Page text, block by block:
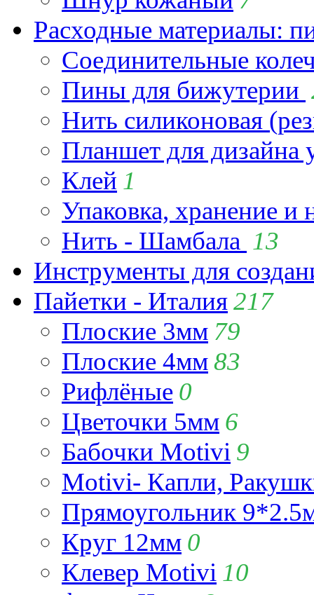
Расходные материалы:
Соединительные
Пины для бижутерии
Нить силиконовая
Планшет для
Клей 1
Упаковка, хранение и
Нить - Шамбала 13
Инструменты для
Пайетки - Италия217
Плоские 3мм 79
Плоские 4мм83
Рифлёные 0
Цветочки 5мм 6
Бабочки Motivi 9
Motivi- Капли,
Прямоугольник
Круг 12мм 0
Клевер Motivi 10